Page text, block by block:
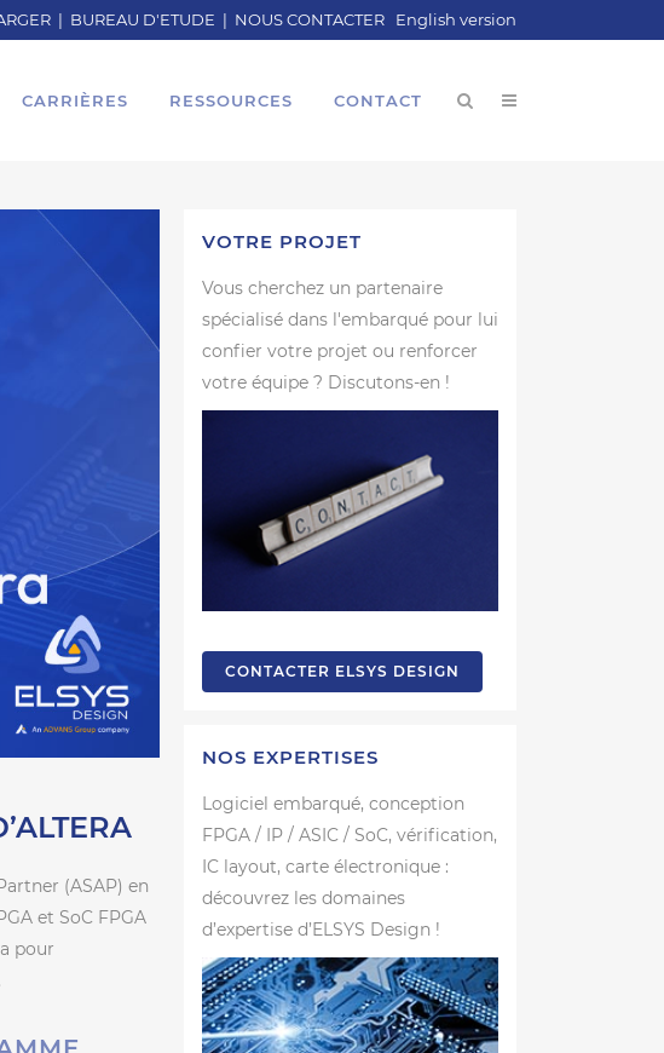
| BUREAU D'ETUDE | NOUS CONTACTER English version
CARRIÈRES RESSOURCES CONTACT
(ASAP) en
et SoC FPGA
pour
VOTRE PROJET
Vous cherchez un partenaire
spécialisé dans l'embarqué pour lui
confier votre projet ou renforcer
votre équipe ? Discutons-en !
CONTACTER ELSYS DESIGN
NOS EXPERTISES
Logiciel embarqué, conception
FPGA / IP / ASIC / SoC, vérification,
IC layout, carte électronique :
découvrez les domaines
d’expertise d’ELSYS Design !